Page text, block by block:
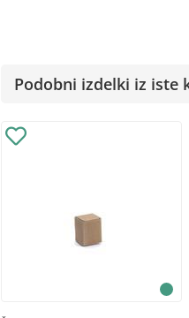
Podobni izdelki iz iste